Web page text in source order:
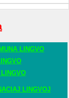
LINGVO
LINGVOJ